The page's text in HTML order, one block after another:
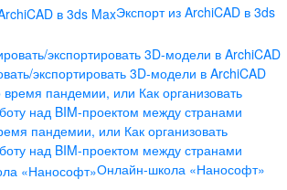
Экспорт из ArchiCAD в 3ds
экспортировать 3D-модели в ArchiCAD
пандемии, или Как организовать
над BIM-проектом между странами
Онлайн-школа «Нанософт»